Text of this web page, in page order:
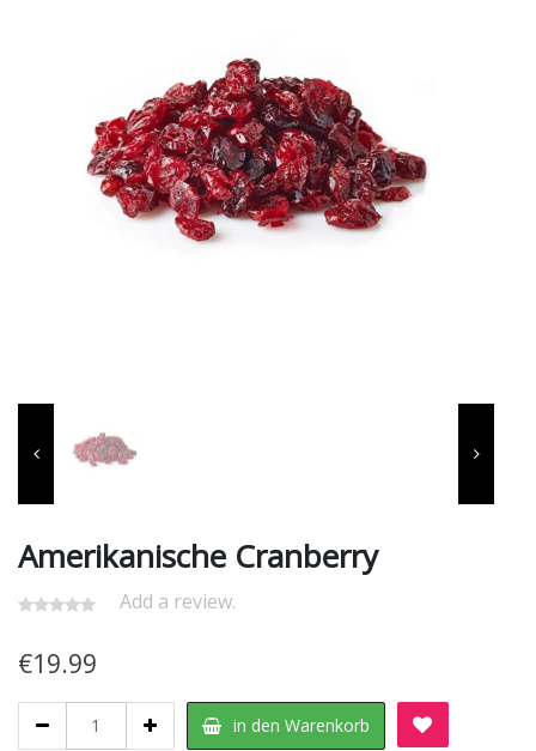
Amerikanische Cranberry
Add a review.
€19.99
Cranberry
in den Warenkorb